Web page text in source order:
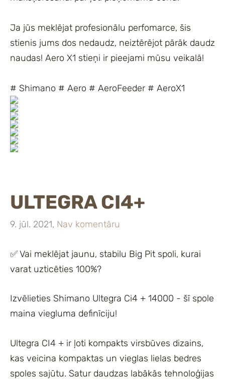
Ja jūs meklējat profesionālu perfomarce, šis
stienis jums dos nedaudz, neiztērējot pārāk daudz
naudas! Aero X1 stieņi ir pieejami mūsu veikalā!
# Shimano # Aero # AeroFeeder # AeroX1
ULTEGRA CI4+
9. jūl. 2021, Nav komentāru
✅ Vai meklējat jaunu, stabilu Big Pit spoli, kurai
varat uzticēties 100%?
Izvēlieties Shimano Ultegra Ci4 + 14000 - šī spole
maina viegluma definīciju!
Ultegra CI4 + ir ļoti kompakts virsbūves dizains,
kas veicina kompaktas un vieglas lielas bedres
spoles sajūtu. Satur daudzas labākās tehnoloģijas